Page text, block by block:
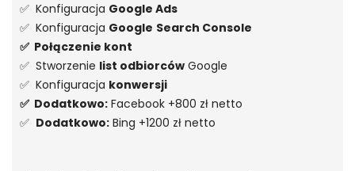
✅ Konfiguracja Google Ads
✅ Konfiguracja Google Search Console
✅ Połączenie kont
✅ Stworzenie list odbiorców Google
✅ Konfiguracja konwersji
✅ Dodatkowo: Facebook +800 zł netto
✅ Dodatkowo: Bing +1200 zł netto